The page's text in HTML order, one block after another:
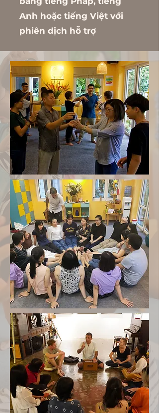
Anh hoặc tiếng Việt với
phiên dịch hỗ trợ